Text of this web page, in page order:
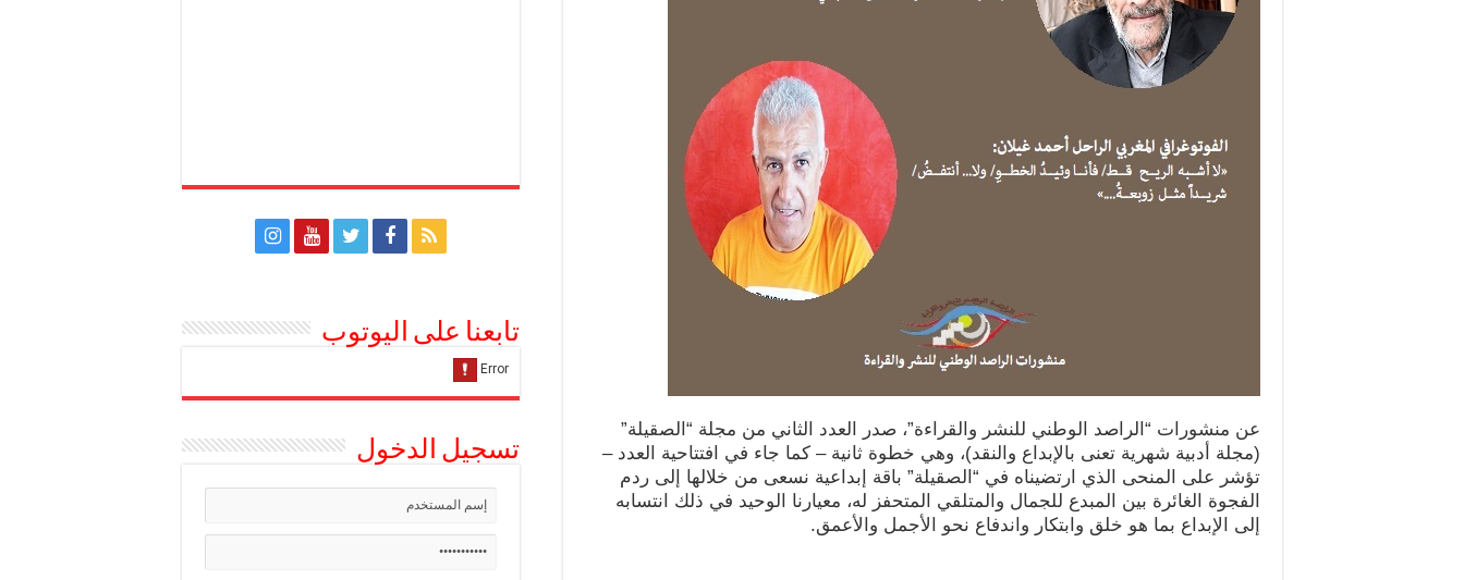
عن منشورات “الراصد الوطني للنشر والقراءة”، صدر العدد الثاني من مجلة “الصقيلة”
(مجلة أدبية شهرية تعنى بالإبداع والنقد)، وهي خطوة ثانية – كما جاء في افتتاحية العدد –
تؤشر على المنحى الذي ارتضيناه في “الصقيلة” باقة إبداعية نسعى من خلالها إلى ردم
الفجوة الغائرة بين المبدع للجمال والمتلقي المتحفز له، معيارنا الوحيد في ذلك انتسابه
إلى الإبداع بما هو خلق وابتكار واندفاع نحو الأجمل والأعمق.
تابعنا على اليوتوب
تسجيل الدخول